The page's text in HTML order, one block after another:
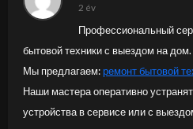
2 év
Профессиональный
бытовой техники с выездом на дом.
Мы предлагаем:ремонт бытовой
Наши мастера оперативно
устройства в сервисе или с